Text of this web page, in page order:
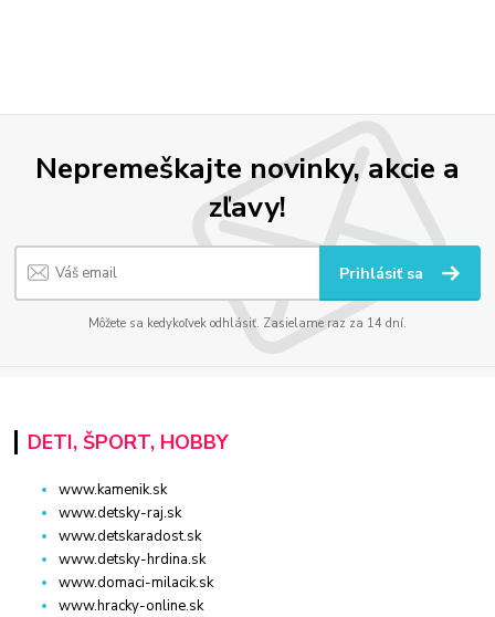
Nepremeškajte novinky, akcie a
zľavy!
Prihlásiť sa
Môžete sa kedykoľvek odhlásiť. Zasielame raz za 14 dní.
DETI, ŠPORT, HOBBY
www.kamenik.sk
www.detsky-raj.sk
www.detskaradost.sk
www.detsky-hrdina.sk
www.domaci-milacik.sk
www.hracky-online.sk